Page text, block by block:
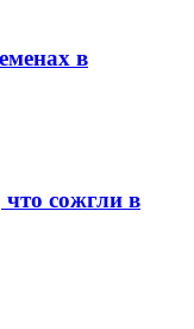
в
сожгли в